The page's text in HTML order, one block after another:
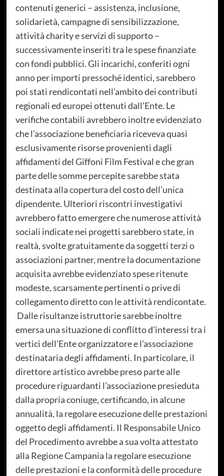
contenuti generici – assistenza, inclusione,
solidarietà, campagne di sensibilizzazione,
attività charity e servizi di supporto –
successivamente inseriti tra le spese finanziate
con fondi pubblici. Gli incarichi, conferiti ogni
anno per importi pressoché identici, sarebbero
poi stati rendicontati nell’ambito dei contributi
regionali ed europei ottenuti dall’Ente. Le
verifiche contabili avrebbero inoltre evidenziato
che l’associazione beneficiaria riceveva quasi
esclusivamente risorse provenienti dagli
affidamenti del Giffoni Film Festival e che gran
parte delle somme percepite sarebbe stata
destinata alla copertura del costo dell’unica
dipendente. Ulteriori riscontri investigativi
avrebbero fatto emergere che numerose attività
sociali indicate nei progetti sarebbero state, in
realtà, svolte gratuitamente da soggetti terzi o
associazioni partner, mentre la documentazione
acquisita avrebbe evidenziato spese ritenute
modeste, scarsamente pertinenti o prive di
collegamento diretto con le attività rendicontate.
Dalle risultanze istruttorie sarebbe inoltre
emersa una situazione di conflitto d’interessi tra i
vertici dell’Ente organizzatore e l’associazione
destinataria degli affidamenti. In particolare, il
direttore artistico avrebbe preso parte alle
procedure riguardanti l’associazione presieduta
dalla propria coniuge, certificando, in alcune
annualità, la regolare esecuzione delle prestazioni
oggetto degli affidamenti. Il Responsabile Unico
del Procedimento avrebbe a sua volta attestato
alla Regione Campania la regolare esecuzione
delle prestazioni e la conformità delle procedure